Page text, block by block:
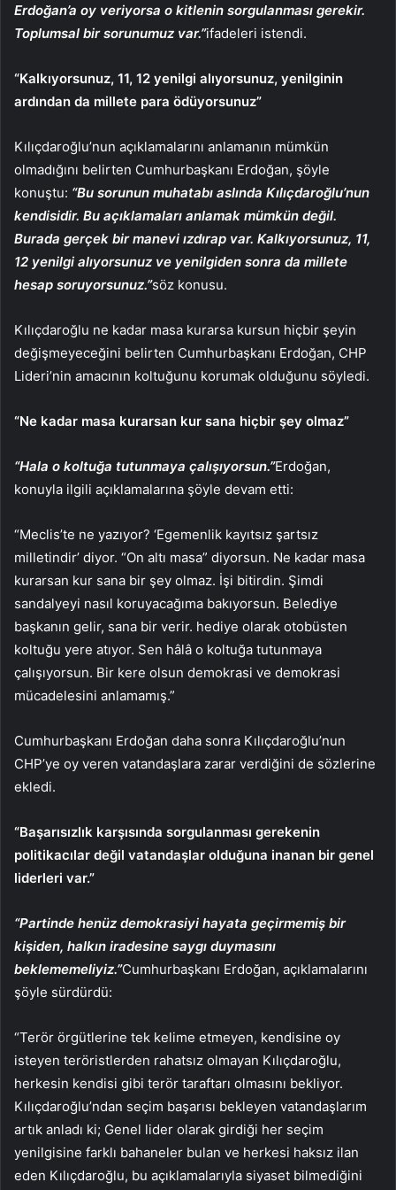
Erdoğan’a oy veriyorsa o kitlenin sorgulanması gerekir.
Toplumsal bir sorunumuz var.”ifadeleri istendi.
“Kalkıyorsunuz, 11, 12 yenilgi alıyorsunuz, yenilginin
ardından da millete para ödüyorsunuz”
Kılıçdaroğlu’nun açıklamalarını anlamanın mümkün
olmadığını belirten Cumhurbaşkanı Erdoğan, şöyle
konuştu: “Bu sorunun muhatabı aslında Kılıçdaroğlu’nun
kendisidir. Bu açıklamaları anlamak mümkün değil.
Burada gerçek bir manevi ızdırap var. Kalkıyorsunuz, 11,
12 yenilgi alıyorsunuz ve yenilgiden sonra da millete
hesap soruyorsunuz.”söz konusu.
Kılıçdaroğlu ne kadar masa kurarsa kursun hiçbir şeyin
değişmeyeceğini belirten Cumhurbaşkanı Erdoğan, CHP
Lideri’nin amacının koltuğunu korumak olduğunu söyledi.
“Ne kadar masa kurarsan kur sana hiçbir şey olmaz”
“Hala o koltuğa tutunmaya çalışıyorsun.”Erdoğan,
konuyla ilgili açıklamalarına şöyle devam etti:
“Meclis’te ne yazıyor? ‘Egemenlik kayıtsız şartsız
milletindir’ diyor. “On altı masa” diyorsun. Ne kadar masa
kurarsan kur sana bir şey olmaz. İşi bitirdin. Şimdi
sandalyeyi nasıl koruyacağıma bakıyorsun. Belediye
başkanın gelir, sana bir verir. hediye olarak otobüsten
koltuğu yere atıyor. Sen hâlâ o koltuğa tutunmaya
çalışıyorsun. Bir kere olsun demokrasi ve demokrasi
mücadelesini anlamamış.”
Cumhurbaşkanı Erdoğan daha sonra Kılıçdaroğlu’nun
CHP’ye oy veren vatandaşlara zarar verdiğini de sözlerine
ekledi.
“Başarısızlık karşısında sorgulanması gerekenin
politikacılar değil vatandaşlar olduğuna inanan bir genel
liderleri var.”
“Partinde henüz demokrasiyi hayata geçirmemiş bir
kişiden, halkın iradesine saygı duymasını
beklememeliyiz.”Cumhurbaşkanı Erdoğan, açıklamalarını
şöyle sürdürdü:
“Terör örgütlerine tek kelime etmeyen, kendisine oy
isteyen teröristlerden rahatsız olmayan Kılıçdaroğlu,
herkesin kendisi gibi terör taraftarı olmasını bekliyor.
Kılıçdaroğlu’ndan seçim başarısı bekleyen vatandaşlarım
artık anladı ki; Genel lider olarak girdiği her seçim
yenilgisine farklı bahaneler bulan ve herkesi haksız ilan
eden Kılıçdaroğlu, bu açıklamalarıyla siyaset bilmediğini